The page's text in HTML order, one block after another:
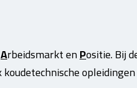
Arbeidsmarkt enPositie. Bij